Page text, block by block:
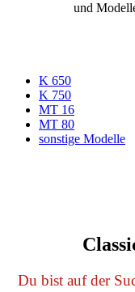
und
K 650
K 750
MT 16
MT 80
sonstige Modelle
Du bist auf der